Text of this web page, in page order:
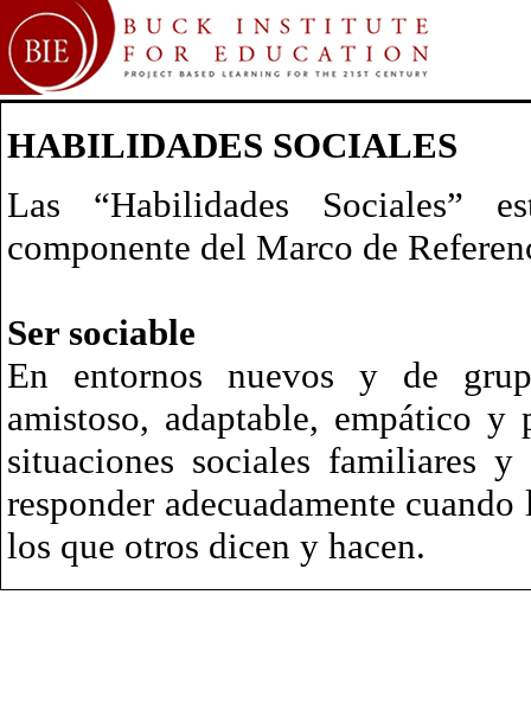
HABILIDADES SOCIALES
Las “Habilidades Sociales”
componente del Marco de
Ser sociable
En entornos nuevos y de
amistoso, adaptable, empático
situaciones sociales familiares
responder adecuadamente
los que otros dicen y hacen.